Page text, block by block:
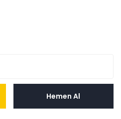
Hemen Al